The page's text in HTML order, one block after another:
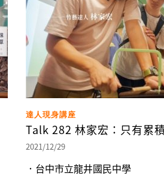
達人現身講座
Talk 282 林家宏：只有累
2021/12/29
．台中市立龍井國民中學